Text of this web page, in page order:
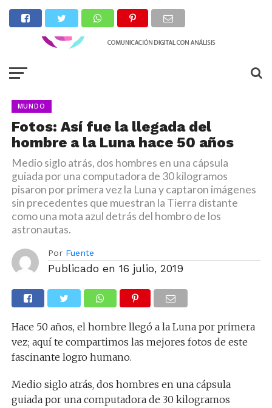
MUNDO
Fotos: Así fue la llegada del
hombre a la Luna hace 50 años
Medio siglo atrás, dos hombres en una cápsula
guiada por una computadora de 30 kilogramos
pisaron por primera vez la Luna y captaron imágenes
sin precedentes que muestran la Tierra distante
como una mota azul detrás del hombro de los
astronautas.
Por Fuente
Publicado en 16 julio, 2019
Hace 50 años, el hombre llegó a la Luna por primera
vez; aquí te compartimos las mejores fotos de este
fascinante logro humano.
Medio siglo atrás, dos hombres en una cápsula
guiada por una computadora de 30 kilogramos